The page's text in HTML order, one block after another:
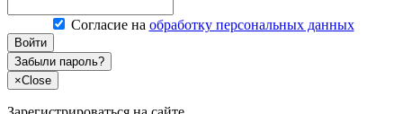
Согласие на обработку персональных данных
Войти
Забыли пароль?
×Close